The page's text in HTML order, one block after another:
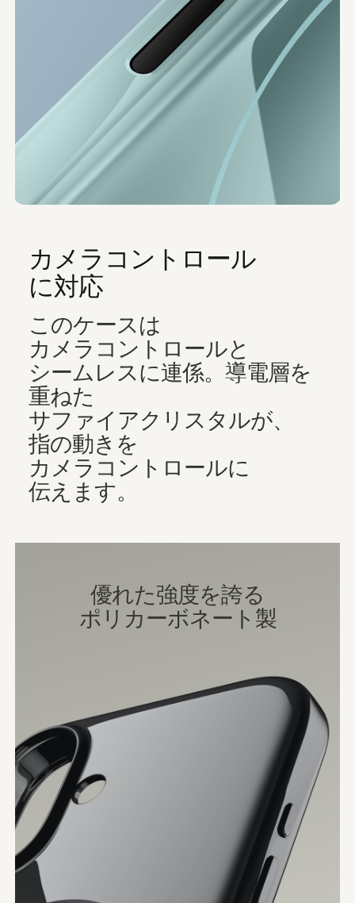
カメラコントロール
に​​対応
この​​ケースは​​
カメラコントロールと​​
シームレスに​​連係。​​導電層を​​
重ねた​​
サファイアクリスタルが、​​
指の​​動きを​​
カメラコントロールに​​
伝えます。
優れた​​強度を​​誇る
ポリカーボネート製